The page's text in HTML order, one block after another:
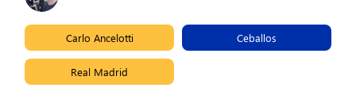
Carlo Ancelotti Ceballos
Real Madrid